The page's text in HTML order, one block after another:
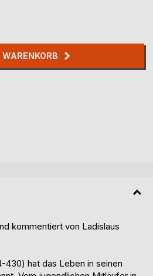
WARENKORB
kommentiert von Ladislaus
430) hat das Leben in seinen